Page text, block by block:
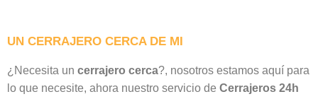
UN CERRAJERO CERCA DE MI
¿Necesita un cerrajero cerca?, nosotros estamos aquí para
lo que necesite, ahora nuestro servicio de Cerrajeros 24h